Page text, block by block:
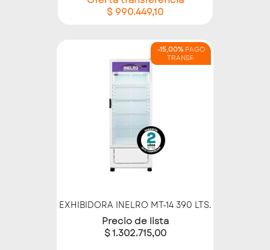
$ 990.449,10
-15,00%PAGO
TRANSF.
EXHIBIDORA INELRO MT-14 390 LTS.
Precio de lista
$ 1.302.715,00